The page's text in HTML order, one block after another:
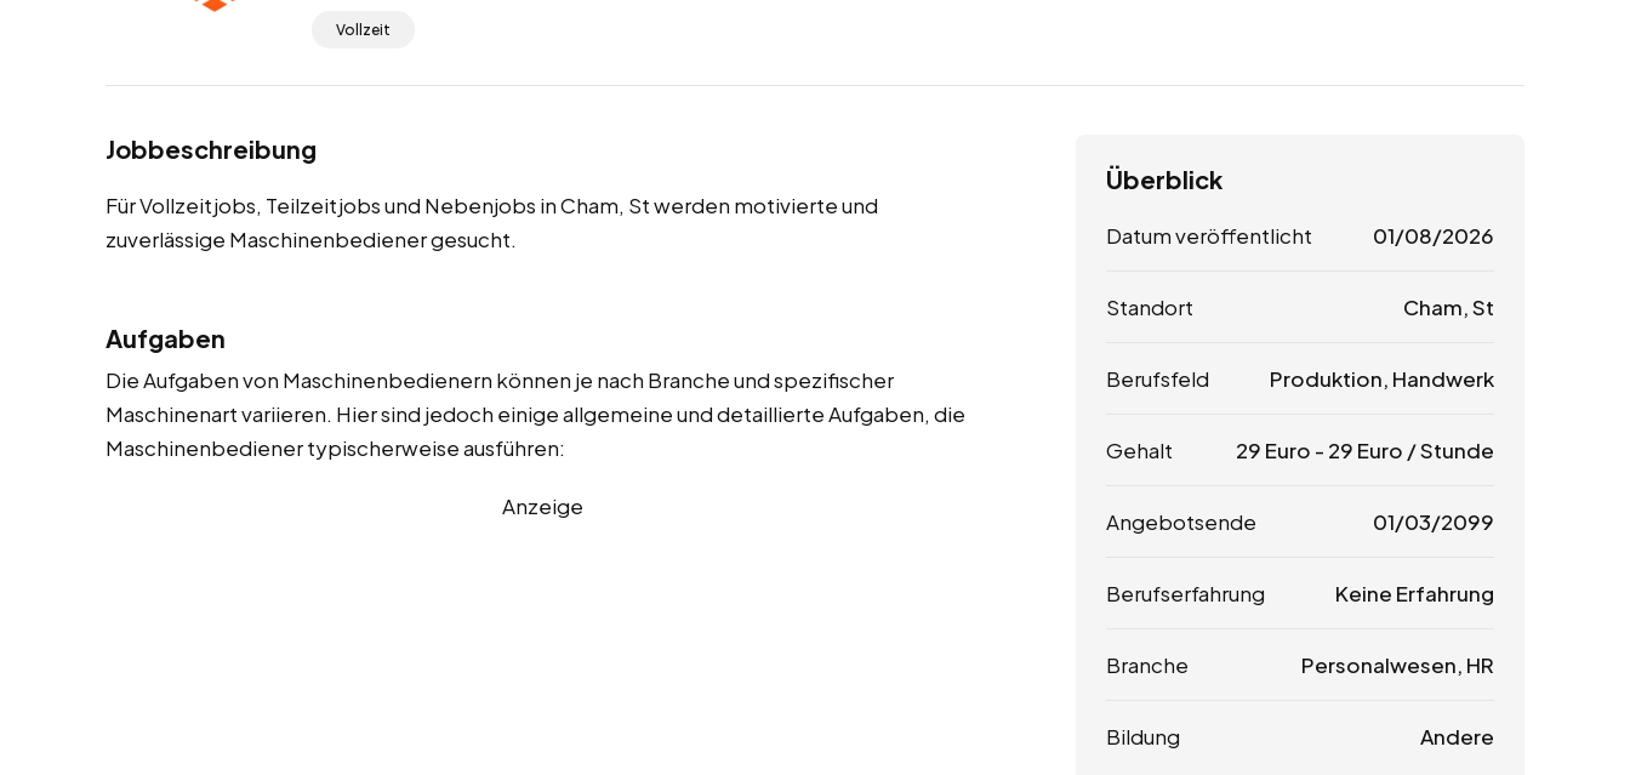
Vollzeit
Jobbeschreibung
Für Vollzeitjobs, Teilzeitjobs und Nebenjobs in Cham, St werden motivierte und
zuverlässige Maschinenbediener gesucht.
Aufgaben
Die Aufgaben von Maschinenbedienern können je nach Branche und spezifischer
Maschinenart variieren. Hier sind jedoch einige allgemeine und detaillierte Aufgaben, die
Maschinenbediener typischerweise ausführen:
Anzeige
Überblick
Datum veröffentlicht 01/08/2026
Standort Cham, St
Berufsfeld Produktion, Handwerk
Gehalt 29 Euro - 29 Euro / Stunde
Angebotsende 01/03/2099
Berufserfahrung Keine Erfahrung
Branche Personalwesen, HR
Bildung Andere